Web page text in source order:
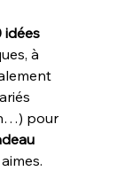
idées
à
pour